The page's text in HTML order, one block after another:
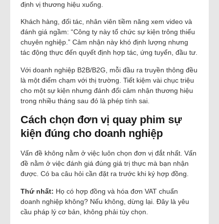
định vị thương hiệu xuống.
Khách hàng, đối tác, nhân viên tiềm năng xem video và
đánh giá ngầm: “Công ty này tổ chức sự kiện trông thiếu
chuyên nghiệp.” Cảm nhận này khó định lượng nhưng
tác động thực đến quyết định hợp tác, ứng tuyển, đầu tư.
Với doanh nghiệp B2B/B2G, mỗi đầu ra truyền thông đều
là một điểm chạm với thị trường. Tiết kiệm vài chục triệu
cho một sự kiện nhưng đánh đổi cảm nhận thương hiệu
trong nhiều tháng sau đó là phép tính sai.
Cách chọn đơn vị quay phim sự
kiện đúng cho doanh nghiệp
Vấn đề không nằm ở việc luôn chọn đơn vị đắt nhất. Vấn
đề nằm ở việc đánh giá đúng giá trị thực mà bạn nhận
được. Có ba câu hỏi cần đặt ra trước khi ký hợp đồng.
Thứ nhất: Họ có hợp đồng và hóa đơn VAT chuẩn
doanh nghiệp không? Nếu không, dừng lại. Đây là yêu
cầu pháp lý cơ bản, không phải tùy chọn.